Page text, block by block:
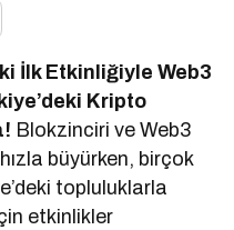
İlk Etkinliğiyle Web3
Kripto
Blokzinciri ve Web3
büyürken, birçok
topluluklarla
etkinlikler